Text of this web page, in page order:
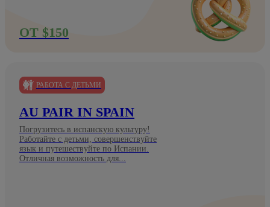
ОТ $150
РАБОТА С ДЕТЬМИ
AU PAIR IN SPAIN
Погрузитесь в испанскую культуру!
Работайте с детьми, совершенствуйте
язык и путешествуйте по Испании.
Отличная возможность для...